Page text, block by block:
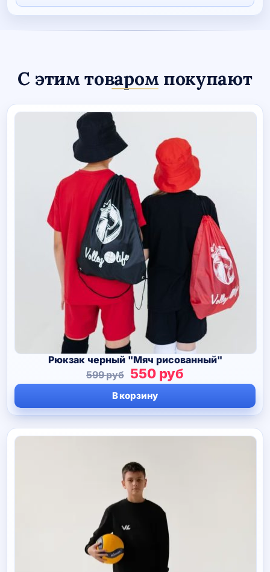
С этим товаром покупают
Рюкзак черный "Мяч рисованный"
599руб Первоначальная
цена
составляла
599 руб.
550 рубТекущая
цена:
550 руб.
В корзину